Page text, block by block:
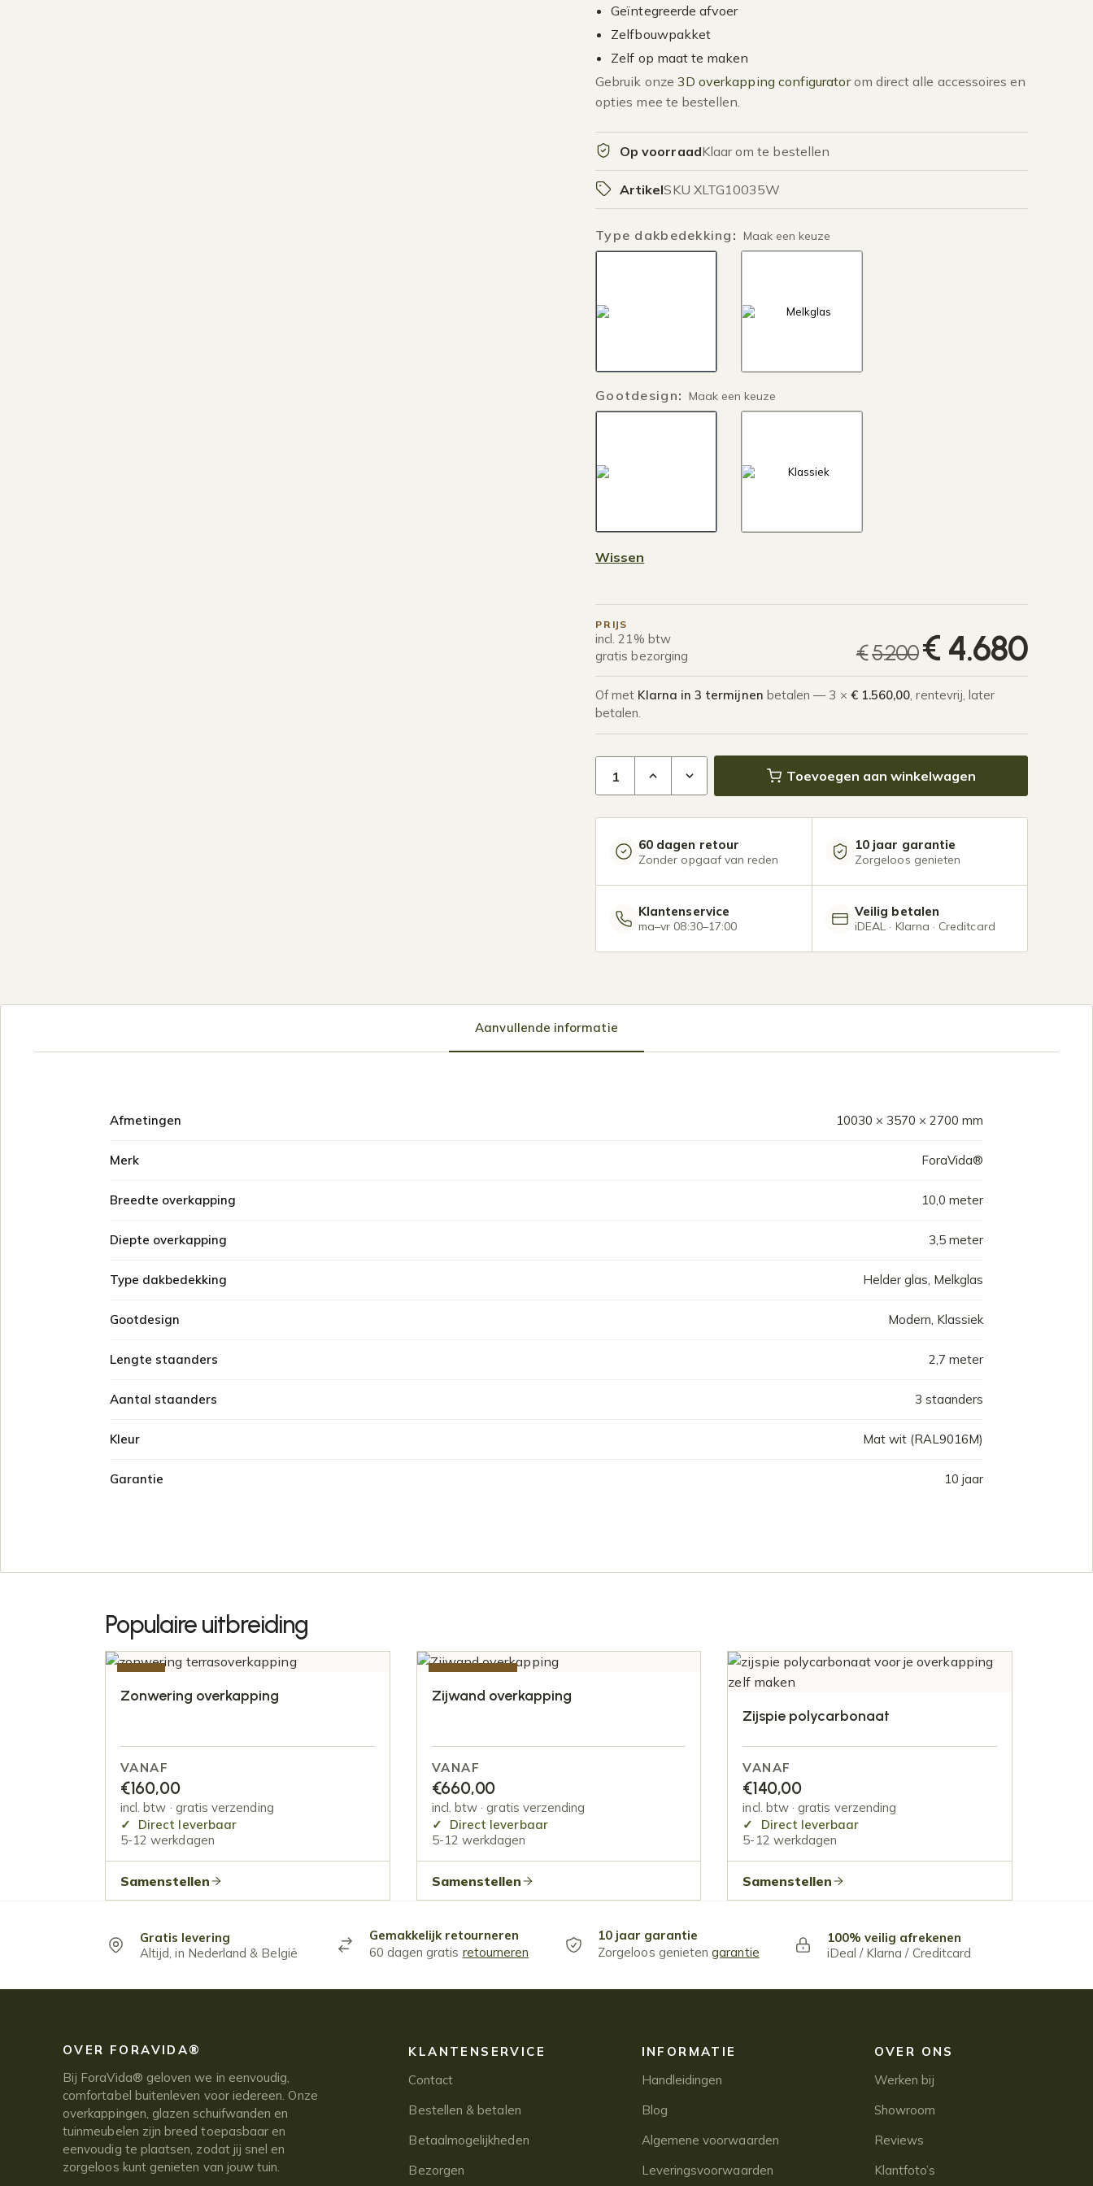
Geïntegreerde afvoer
Zelfbouwpakket
Zelf op maat te maken
Gebruik onze 3D overkapping configuratorom direct alle accessoires en
opties mee te bestellen.
Op voorraadKlaar om te bestellen
ArtikelSKU XLTG10035W
Type dakbedekking : Maak een keuze
Gootdesign: Maak een keuze
Wissen
PRIJS
incl. 21% btw
gratis bezorging
€5.200€ 4.680
Of met Klarna in 3 termijnen betalen — 3 × € 1.560,00, rentevrij, later
betalen.
Glazen overkapping Plus 10 x 3,5 meter mat wit aantal
Toevoegen aan winkelwagen
60 dagen retour
Zonder opgaaf van reden
10 jaar garantie
Zorgeloos genieten
Klantenservice
ma–vr 08:30–17:00
Veilig betalen
iDEAL · Klarna · Creditcard
Aanvullende informatie
Afmetingen 10030 × 3570 × 2700 mm
Merk ForaVida®
Breedte overkapping 10,0 meter
Diepte overkapping 3,5 meter
Type dakbedekking Helder glas, Melkglas
Gootdesign Modern, Klassiek
Lengte staanders 2,7 meter
Aantal staanders 3 staanders
Kleur Mat wit (RAL9016M)
Garantie 10 jaar
Populaire uitbreiding
Zonwering overkapping
VANAF
€160,00
incl. btw · gratis verzending
Direct leverbaar
5-12 werkdagen
Samenstellen
Zijwand overkapping
VANAF
€660,00
incl. btw · gratis verzending
Direct leverbaar
5-12 werkdagen
Samenstellen
Zijspie polycarbonaat
VANAF
€140,00
incl. btw · gratis verzending
Direct leverbaar
5-12 werkdagen
Samenstellen
Gratis levering
Altijd, in Nederland & België
Gemakkelijk retourneren
60 dagen gratis retourneren
10 jaar garantie
Zorgeloos genietengarantie
100% veilig afrekenen
iDeal / Klarna / Creditcard
OVER FORAVIDA®
Bij ForaVida® geloven we in eenvoudig,
comfortabel buitenleven voor iedereen. Onze
overkappingen, glazen schuifwanden en
tuinmeubelen zijn breed toepasbaar en
eenvoudig te plaatsen, zodat jij snel en
zorgeloos kunt genieten van jouw tuin.
KLANTENSERVICE
Contact
Bestellen & betalen
Betaalmogelijkheden
Bezorgen
INFORMATIE
Handleidingen
Blog
Algemene voorwaarden
Leveringsvoorwaarden
OVER ONS
Werken bij
Showroom
Reviews
Klantfoto’s